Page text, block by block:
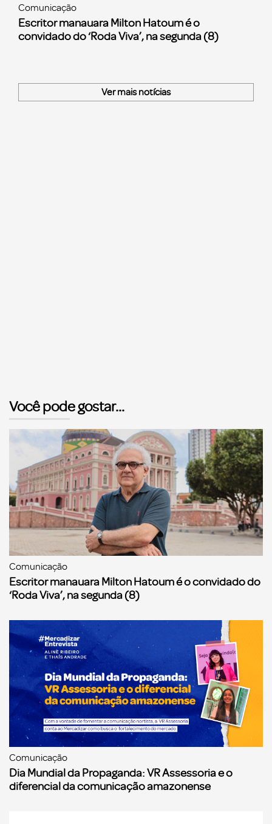
Comunicação
Escritor manauara Milton Hatoum é o
convidado do ‘Roda Viva’, na segunda (8)
Ver mais notícias
Você pode gostar...
Comunicação
Escritor manauara Milton Hatoum é o convidado do
‘Roda Viva’, na segunda (8)
Comunicação
Dia Mundial da Propaganda: VR Assessoria e o
diferencial da comunicação amazonense